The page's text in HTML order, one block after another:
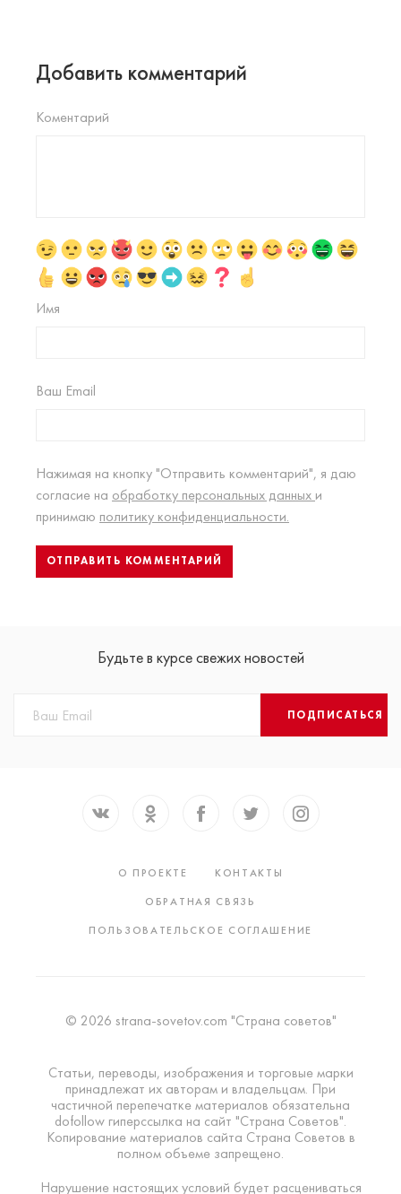
Добавить комментарий
Коментарий
Имя
Ваш Email
Нажимая на кнопку "Отправить комментарий", я даю
согласие на обработку персональных данных и
принимаю политику конфиденциальности.
Будьте в курсе свежих новостей
ПОДПИСАТЬСЯ
О ПРОЕКТЕ
КОНТАКТЫ
ОБРАТНАЯ СВЯЗЬ
ПОЛЬЗОВАТЕЛЬСКОЕ СОГЛАШЕНИЕ
© 2026 strana-sovetov.com "Страна советов"
Статьи, переводы, изображения и торговые марки
принадлежат их авторам и владельцам. При
частичной перепечатке материалов обязательна
dofollow гиперссылка на сайт "Страна Советов".
Копирование материалов сайта Страна Советов в
полном объеме запрещено.
Нарушение настоящих условий будет расцениваться